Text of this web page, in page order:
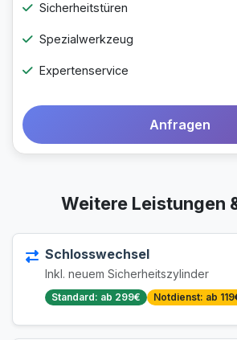
Sicherheitstüren
Spezialwerkzeug
Expertenservice
Anfragen
Weitere Leistungen
Schlosswechsel
Inkl. neuem Sicherheitszylinder
Standard: ab 299€ Notdienst: ab